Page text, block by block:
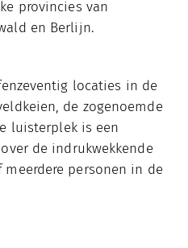
provincies van
en Berlijn.
locaties in de
de zogenoemde
luisterplek is een
de indrukwekkende
personen in de